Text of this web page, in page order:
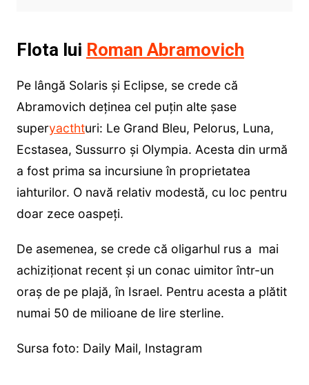
Flota lui Roman Abramovich
Pe lângă Solaris și Eclipse, se crede că
Abramovich deținea cel puțin alte șase
superyacthturi: Le Grand Bleu, Pelorus, Luna,
Ecstasea, Sussurro și Olympia. Acesta din urmă
a fost prima sa incursiune în proprietatea
iahturilor. O navă relativ modestă, cu loc pentru
doar zece oaspeți.
De asemenea, se crede că oligarhul rus a mai
achiziționat recent și un conac uimitor într-un
oraș de pe plajă, în Israel. Pentru acesta a plătit
numai 50 de milioane de lire sterline.
Sursa foto: Daily Mail, Instagram